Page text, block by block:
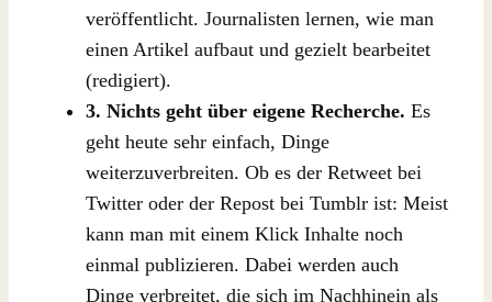
veröffentlicht. Journalisten lernen, wie man
einen Artikel aufbaut und gezielt bearbeitet
(redigiert).
3. Nichts geht über eigene Recherche. Es
geht heute sehr einfach, Dinge
weiterzuverbreiten. Ob es der Retweet bei
Twitter oder der Repost bei Tumblr ist: Meist
kann man mit einem Klick Inhalte noch
einmal publizieren. Dabei werden auch
Dinge verbreitet, die sich im Nachhinein als